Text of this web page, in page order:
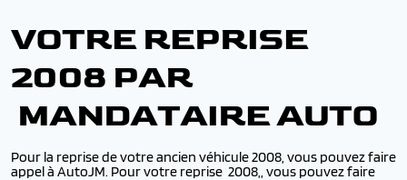
VOTRE REPRISE
2008 PAR
MANDATAIRE AUTO
Pour la reprise de votre ancien véhicule 2008, vous pouvez faire
appel à AutoJM. Pour votre reprise 2008,, vous pouvez faire